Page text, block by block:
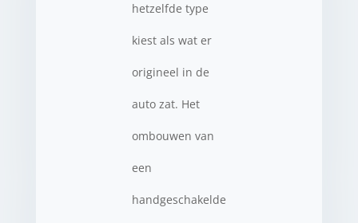
hetzelfde type
kiest als wat er
origineel in de
auto zat. Het
ombouwen van
een
handgeschakelde